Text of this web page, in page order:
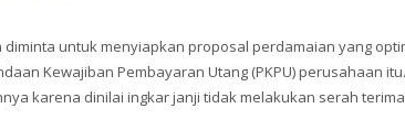
diminta untuk menyiapkan proposal perdamaian yang
Kewajiban Pembayaran Utang (PKPU) perusahaan
karena dinilai ingkar janji tidak melakukan serah